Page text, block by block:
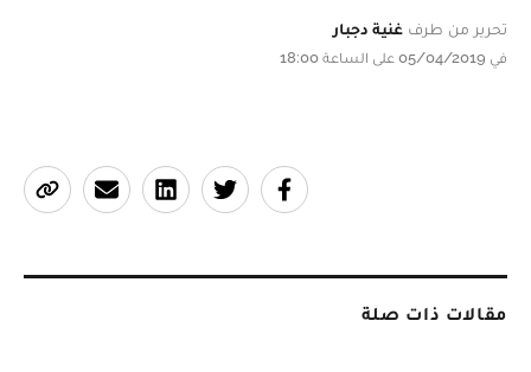
تحرير من طرف غنية دجبار
في 05/04/2019 على الساعة 18:00
مقالات ذات صلة